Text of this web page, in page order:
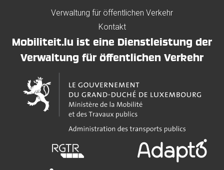
Verwaltung für öffentlichen Verkehr
Kontakt
Mobiliteit.lu ist eine Dienstleistung der
Verwaltung für öffentlichen Verkehr